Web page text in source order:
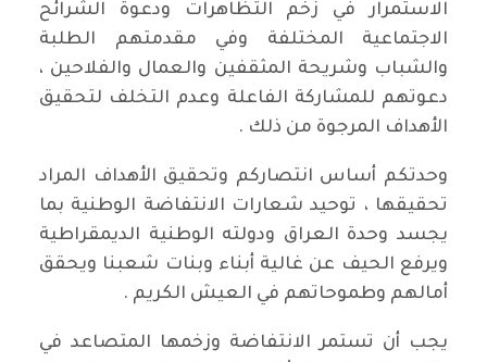
الاستمرار في زخم التظاهرات ودعوة الشرائح
الاجتماعية المختلفة وفي مقدمتهم الطلبة
والشباب وشريحة المثقفين والعمال والفلاحين ،
دعوتهم للمشاركة الفاعلة وعدم التخلف لتحقيق
الأهداف المرجوة من ذلك .
وحدتكم أساس انتصاركم وتحقيق الأهداف المراد
تحقيقها ، توحيد شعارات الانتفاضة الوطنية بما
يجسد وحدة العراق ودولته الوطنية الديمقراطية
ويرفع الحيف عن غالية أبناء وبنات شعبنا ويحقق
أمالهم وطموحاتهم في العيش الكريم .
يجب أن تستمر الانتفاضة وزخمها المتصاعد في